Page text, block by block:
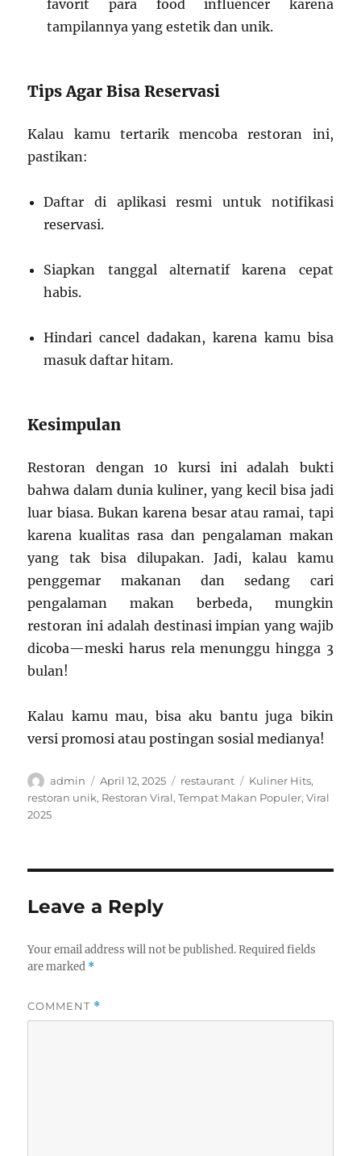
favorit para food influencer karena
tampilannya yang estetik dan unik.
Tips Agar Bisa Reservasi
Kalau kamu tertarik mencoba restoran ini,
pastikan:
Daftar di aplikasi resmi untuk notifikasi
reservasi.
Siapkan tanggal alternatif karena cepat
habis.
Hindari cancel dadakan, karena kamu bisa
masuk daftar hitam.
Kesimpulan
Restoran dengan 10 kursi ini adalah bukti
bahwa dalam dunia kuliner, yang kecil bisa jadi
luar biasa. Bukan karena besar atau ramai, tapi
karena kualitas rasa dan pengalaman makan
yang tak bisa dilupakan. Jadi, kalau kamu
penggemar makanan dan sedang cari
pengalaman makan berbeda, mungkin
restoran ini adalah destinasi impian yang wajib
dicoba—meski harus rela menunggu hingga 3
bulan!
Kalau kamu mau, bisa aku bantu juga bikin
versi promosi atau postingan sosial medianya!
Author
admin
Posted
on
April 12, 2025 Categories
restaurant Tags
Kuliner Hits,
restoran unik, Restoran Viral,Tempat Makan Populer,Viral
2025
Leave a Reply
Your email address will not be published. Required fields
are marked *
COMMENT *